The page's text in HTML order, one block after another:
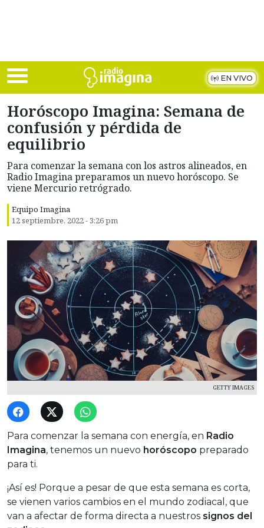
EN VIVO
Horóscopo Imagina: Semana de
confusión y pérdida de
equilibrio
Para comenzar la semana con los astros alineados, en
Radio Imagina preparamos un nuevo horóscopo. Se
viene Mercurio retrógrado.
Equipo Imagina
12 septiembre, 2022 - 3:26 pm
GETTY IMAGES
Para comenzar la semana con energía, en Radio
Imagina, tenemos un nuevo horóscopo preparado
para ti.
¡Así es! Porque a pesar de que esta semana es corta,
se vienen varios cambios en el mundo zodiacal, que
van a afectar de forma directa a nuestros signos del